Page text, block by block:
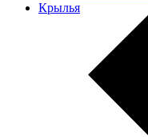
Крылья